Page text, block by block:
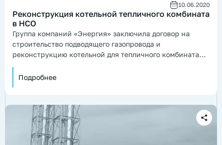
10.06.2020
Реконструкция котельной тепличного комбината
в НСО
Группа компаний «Энергия» заключила договор на
строительство подводящего газопровода и
реконструкцию котельной для тепличного комбината
Подробнее